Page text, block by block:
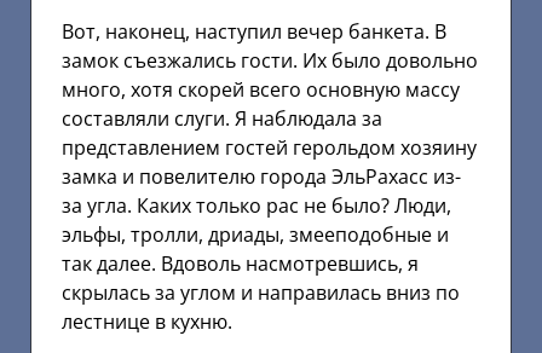
Вот, наконец, наступил вечер банкета. В
замок съезжались гости. Их было довольно
много, хотя скорей всего основную массу
составляли слуги. Я наблюдала за
представлением гостей герольдом хозяину
замка и повелителю города ЭльРахасс из-
за угла. Каких только рас не было? Люди,
эльфы, тролли, дриады, змееподобные и
так далее. Вдоволь насмотревшись, я
скрылась за углом и направилась вниз по
лестнице в кухню.